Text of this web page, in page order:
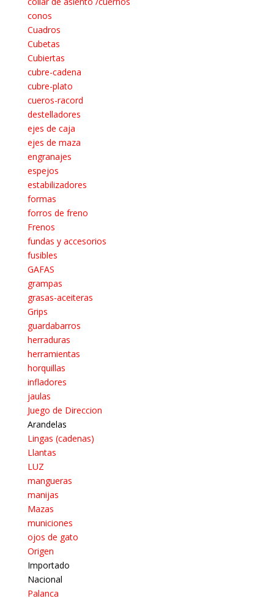
conos
Cuadros
Cubetas
Cubiertas
cubre-cadena
cubre-plato
cueros-racord
destelladores
ejes de caja
ejes de maza
engranajes
espejos
estabilizadores
formas
forros de freno
Frenos
fundas y accesorios
fusibles
GAFAS
grampas
grasas-aceiteras
Grips
guardabarros
herraduras
herramientas
horquillas
infladores
jaulas
Juego de Direccion
Arandelas
Lingas (cadenas)
Llantas
LUZ
mangueras
manijas
Mazas
municiones
ojos de gato
Origen
Importado
Nacional
Palanca